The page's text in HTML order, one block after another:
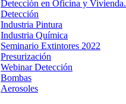
Detección en Oficina y Vivienda.
Detección
Industria Pintura
Industria Química
Seminario Extintores 2022
Presurización
Webinar Detección
Bombas
Aerosoles